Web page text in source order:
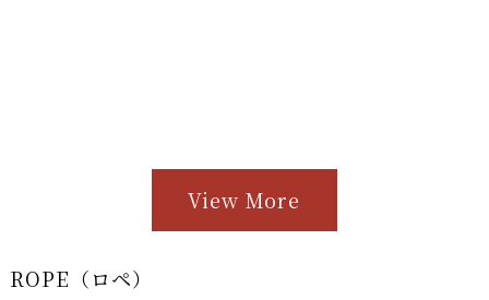
View More
ROPE（ロペ）